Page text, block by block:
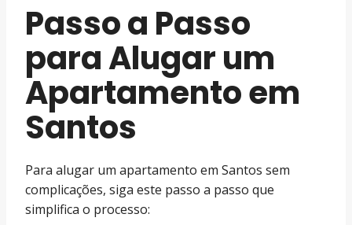
Passo a Passo
para Alugar um
Apartamento em
Santos
Para alugar um apartamento em Santos sem
complicações, siga este passo a passo que
simplifica o processo: